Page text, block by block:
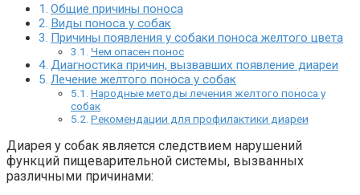
Общие причины поноса
Виды поноса у собак
Причины появления у собаки поноса желтого цвета
Чем опасен понос
Диагностика причин, вызвавших появление диареи
Лечение желтого поноса у собак
Народные методы лечения желтого поноса у
собак
Рекомендации для профилактики диареи
Диарея у собак является следствием нарушений
функций пищеварительной системы, вызванных
различными причинами: